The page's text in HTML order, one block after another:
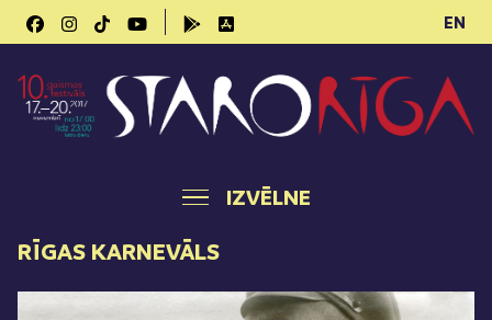
EN
IZVĒLNE
RĪGAS KARNEVĀLS